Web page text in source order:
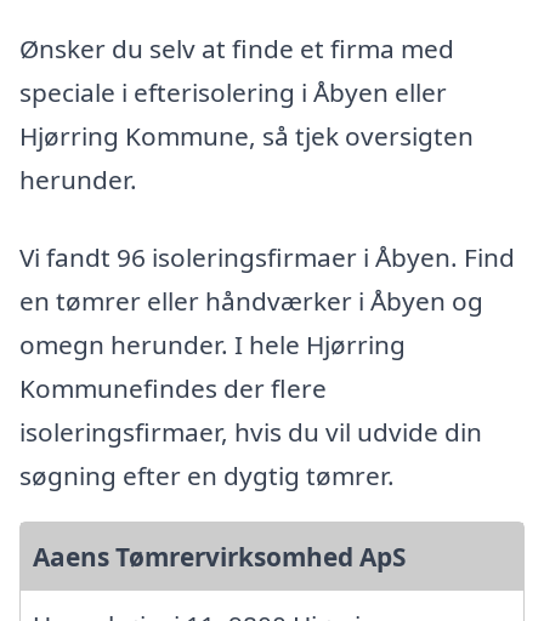
Ønsker du selv at finde et firma med
speciale i efterisolering i Åbyen eller
Hjørring Kommune, så tjek oversigten
herunder.
Vi fandt 96 isoleringsfirmaer i Åbyen. Find
en tømrer eller håndværker i Åbyen og
omegn herunder. I hele Hjørring
Kommunefindes der flere
isoleringsfirmaer, hvis du vil udvide din
søgning efter en dygtig tømrer.
Aaens Tømrervirksomhed ApS